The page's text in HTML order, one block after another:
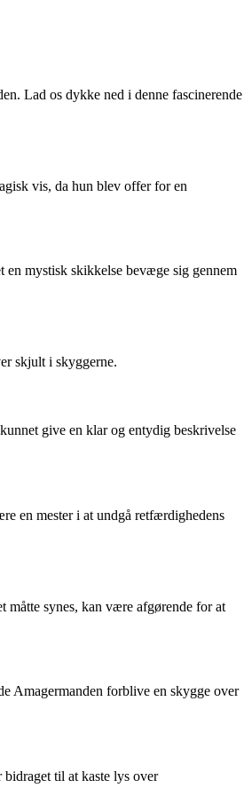
Lad os dykke ned i denne fascinerende
vis, da hun blev offer for en
en mystisk skikkelse bevæge sig gennem
skjult i skyggerne.
give en klar og entydig beskrivelse
en mester i at undgå retfærdighedens
måtte synes, kan være afgørende for at
Amagermanden forblive en skygge over
til at kaste lys over